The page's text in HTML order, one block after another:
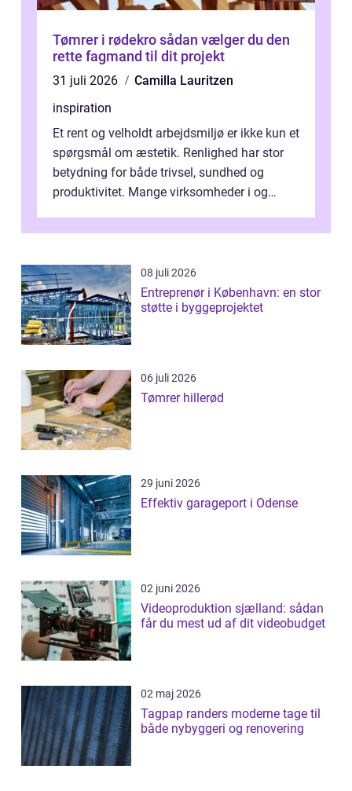
Tømrer i rødekro sådan vælger du den
rette fagmand til dit projekt
31 juli 2026
Camilla Lauritzen
inspiration
Et rent og velholdt arbejdsmiljø er ikke kun et
spørgsmål om æstetik. Renlighed har stor
betydning for både trivsel, sundhed og
produktivitet. Mange virksomheder i og
08 juli 2026
Entreprenør i København: en stor
støtte i byggeprojektet
06 juli 2026
Tømrer hillerød
29 juni 2026
Effektiv garageport i Odense
02 juni 2026
Videoproduktion sjælland: sådan
får du mest ud af dit videobudget
02 maj 2026
Tagpap randers moderne tage til
både nybyggeri og renovering